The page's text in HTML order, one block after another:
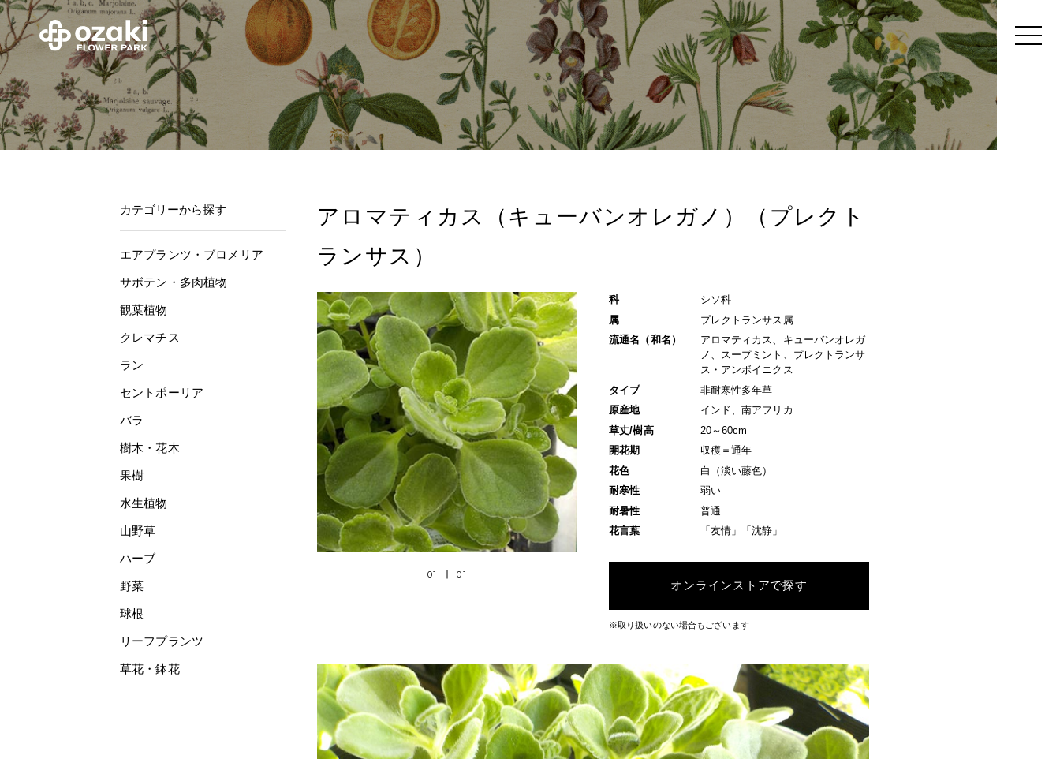
アロマティカス（キューバンオレガノ）（プレクト
ランサス）
01 01
科
シソ科
属
プレクトランサス属
流通名（和名）
アロマティカス、キューバンオレガ
ノ、スープミント、プレクトランサ
ス・アンボイニクス
タイプ
非耐寒性多年草
原産地
インド、南アフリカ
草丈/樹高
20～60cm
開花期
収穫＝通年
花色
白（淡い藤色）
耐寒性
弱い
耐暑性
普通
花言葉
「友情」「沈静」
オンラインストアで探す
※取り扱いのない場合もございます
カテゴリーから探す
エアプランツ・ブロメリア
サボテン・多肉植物
観葉植物
クレマチス
ラン
セントポーリア
バラ
樹木・花木
果樹
水生植物
山野草
ハーブ
野菜
球根
リーフプランツ
草花・鉢花